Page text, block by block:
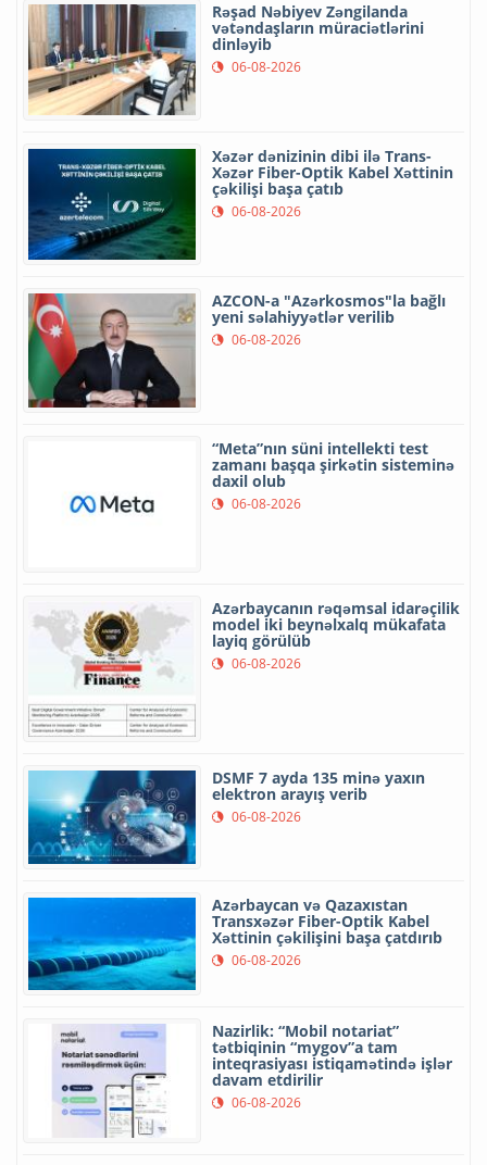
Rəşad Nəbiyev Zəngilanda
vətəndaşların müraciətlərini
dinləyib
06-08-2026
Xəzər dənizinin dibi ilə Trans-
Xəzər Fiber-Optik Kabel Xəttinin
çəkilişi başa çatıb
06-08-2026
AZCON-a "Azərkosmos"la bağlı
yeni səlahiyyətlər verilib
06-08-2026
“Meta”nın süni intellekti test
zamanı başqa şirkətin sisteminə
daxil olub
06-08-2026
Azərbaycanın rəqəmsal idarəçilik
model iki beynəlxalq mükafata
layiq görülüb
06-08-2026
DSMF 7 ayda 135 minə yaxın
elektron arayış verib
06-08-2026
Azərbaycan və Qazaxıstan
Transxəzər Fiber-Optik Kabel
Xəttinin çəkilişini başa çatdırıb
06-08-2026
Nazirlik: “Mobil notariat”
tətbiqinin “mygov”a tam
inteqrasiyası istiqamətində işlər
davam etdirilir
06-08-2026